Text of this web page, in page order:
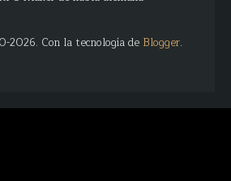
2026. Con la tecnología de Blogger.